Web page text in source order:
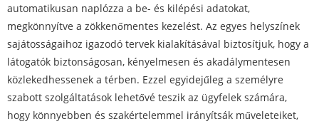
automatikusan naplózza a be- és kilépési adatokat,
megkönnyítve a zökkenőmentes kezelést. Az egyes helyszínek
sajátosságaihoz igazodó tervek kialakításával biztosítjuk, hogy a
látogatók biztonságosan, kényelmesen és akadálymentesen
közlekedhessenek a térben. Ezzel egyidejűleg a személyre
szabott szolgáltatások lehetővé teszik az ügyfelek számára,
hogy könnyebben és szakértelemmel irányítsák műveleteiket,